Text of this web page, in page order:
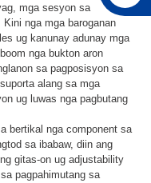
mga sesyon sa
nga mga baroganan
ug kanunay adunay mga
nga bukton aron
sa pagposisyon sa
alang sa mga
ug luwas nga pagbutang
bertikal nga component sa
sa ibabaw, diin ang
gitas-on ug adjustability
pagpahimutang sa